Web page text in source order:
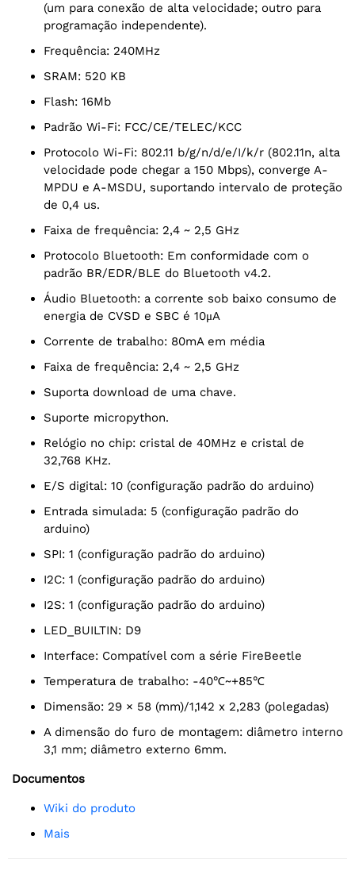
(um para conexão de alta velocidade; outro para
programação independente).
Frequência: 240MHz
SRAM: 520 KB
Flash: 16Mb
Padrão Wi-Fi: FCC/CE/TELEC/KCC
Protocolo Wi-Fi: 802.11 b/g/n/d/e/I/k/r (802.11n, alta
velocidade pode chegar a 150 Mbps), converge A-
MPDU e A-MSDU, suportando intervalo de proteção
de 0,4 us.
Faixa de frequência: 2,4 ~ 2,5 GHz
Protocolo Bluetooth: Em conformidade com o
padrão BR/EDR/BLE do Bluetooth v4.2.
Áudio Bluetooth: a corrente sob baixo consumo de
energia de CVSD e SBC é 10μA
Corrente de trabalho: 80mA em média
Faixa de frequência: 2,4 ~ 2,5 GHz
Suporta download de uma chave.
Suporte micropython.
Relógio no chip: cristal de 40MHz e cristal de
32,768 KHz.
E/S digital: 10 (configuração padrão do arduino)
Entrada simulada: 5 (configuração padrão do
arduino)
SPI: 1 (configuração padrão do arduino)
I2C: 1 (configuração padrão do arduino)
I2S: 1 (configuração padrão do arduino)
LED_BUILTIN: D9
Interface: Compatível com a série FireBeetle
Temperatura de trabalho: -40℃~+85℃
Dimensão: 29 × 58 (mm)/1,142 x 2,283 (polegadas)
A dimensão do furo de montagem: diâmetro interno
3,1 mm; diâmetro externo 6mm.
Documentos
Wiki do produto
Mais